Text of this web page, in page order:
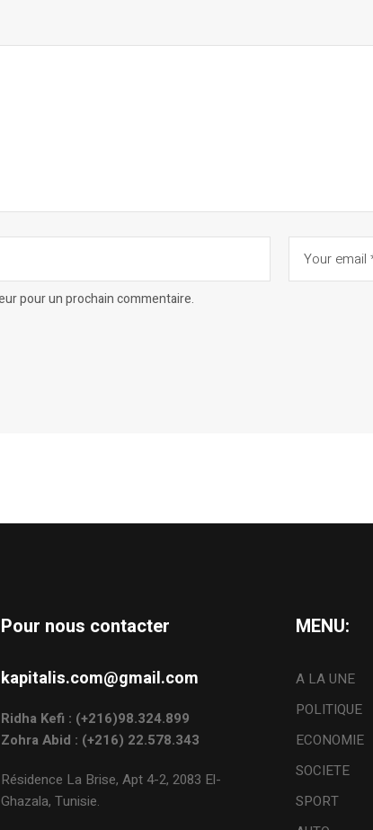
pour un prochain commentaire.
Pour nous contacter
kapitalis.com@gmail.com
Ridha Kefi : (+216)98.324.899
Zohra Abid : (+216) 22.578.343
Résidence La Brise, Apt 4-2, 2083 El-
Ghazala, Tunisie.
MENU:
A LA UNE
POLITIQUE
ECONOMIE
SOCIETE
SPORT